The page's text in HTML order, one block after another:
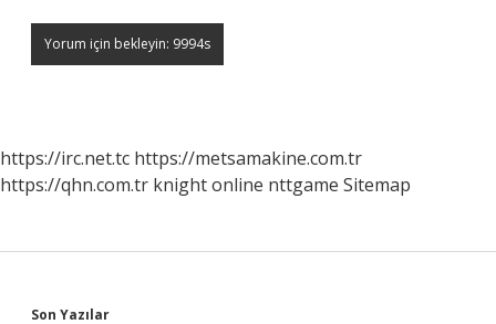
https://irc.net.tc https://metsamakine.com.tr
https://qhn.com.tr knight online nttgame Sitemap
Son Yazılar